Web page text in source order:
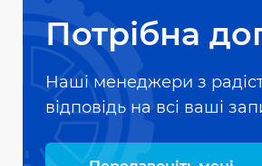
Потрібна
Наші менеджери з
відповідь на всі ваші